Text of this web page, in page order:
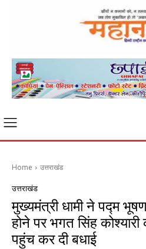
Home उत्तराखंड
उत्तराखंड
मुख्यमंत्री धामी ने पद्म
होने पर भगत सिंह
पहुंच कर दी बधाई